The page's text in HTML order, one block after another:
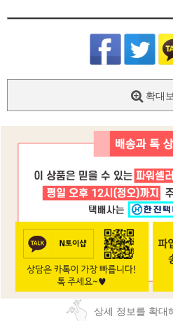
확대
상세 정보를 확대